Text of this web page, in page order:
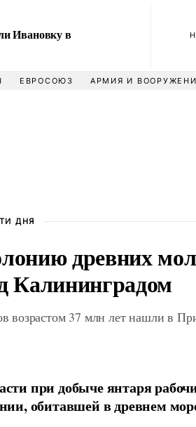
Ивановку в
ЕВРОСОЮЗ АРМИЯ И
ДНЯ
древних
Калининградом
возрастом 37 млн лет нашли в
при добыче янтаря
обитавшей в древнем